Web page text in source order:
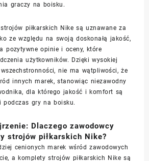
graczy na boisku.
piłkarskich Nike są uznawane za
ze względu na swoją doskonałą jakość,
pozytywne opinie i oceny, które
użytkowników. Dzięki wysokiej
nie ma wątpliwości, że
innych marek, stanowiąc niezawodny
dla którego jakość i komfort są
podczas gry na boisku.
Dlaczego zawodowcy
strojów piłkarskich Nike?
cenionych marek wśród zawodowych
a komplety strojów piłkarskich Nike są